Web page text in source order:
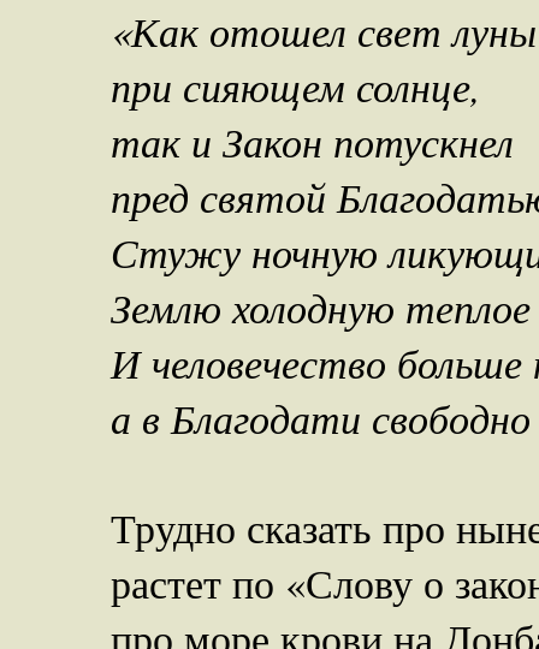
«Как отошел свет луны
при сияющем солнце,
так и Закон потускнел
пред святой
Стужу ночную
Землю холодную теплое
И человечество больше
а в Благодати
Трудно сказать про
растет по «Слову о
про море крови на